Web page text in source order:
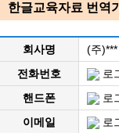
한글교육자료 번역
회사명
(주)***
전화번호
로
핸드폰
로
이메일
로